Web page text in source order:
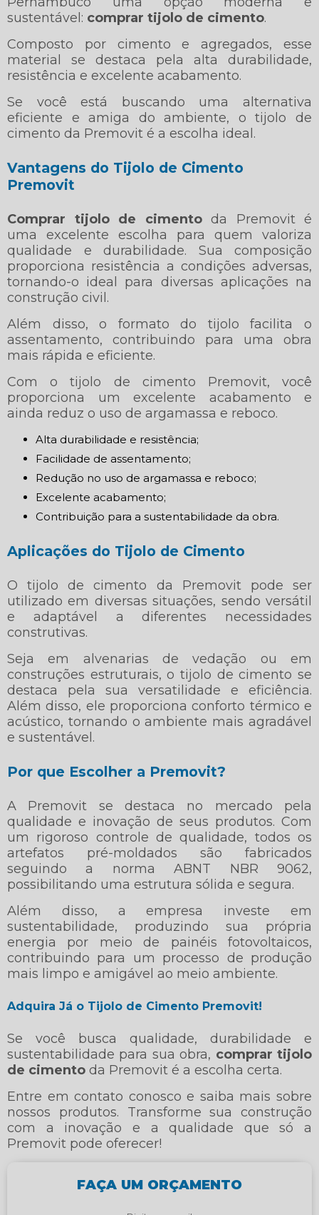
sustentável: comprar tijolo de cimento.
Composto por cimento e agregados, esse
material se destaca pela alta durabilidade,
resistência e excelente acabamento.
Se você está buscando uma alternativa
eficiente e amiga do ambiente, o tijolo de
cimento da Premovit é a escolha ideal.
Vantagens do Tijolo de Cimento
Premovit
Comprar tijolo de cimentoda Premovit é
uma excelente escolha para quem valoriza
qualidade e durabilidade. Sua composição
proporciona resistência a condições adversas,
tornando-o ideal para diversas aplicações na
construção civil.
Além disso, o formato do tijolo facilita o
assentamento, contribuindo para uma obra
mais rápida e eficiente.
Com o tijolo de cimento Premovit, você
proporciona um excelente acabamento e
ainda reduz o uso de argamassa e reboco.
Alta durabilidade e resistência;
Facilidade de assentamento;
Redução no uso de argamassa e reboco;
Excelente acabamento;
Contribuição para a sustentabilidade da obra.
Aplicações do Tijolo de Cimento
O tijolo de cimento da Premovit pode ser
utilizado em diversas situações, sendo versátil
e adaptável a diferentes necessidades
construtivas.
Seja em alvenarias de vedação ou em
construções estruturais, o tijolo de cimento se
destaca pela sua versatilidade e eficiência.
Além disso, ele proporciona conforto térmico e
acústico, tornando o ambiente mais agradável
e sustentável.
Por que Escolher a Premovit?
A Premovit se destaca no mercado pela
qualidade e inovação de seus produtos. Com
um rigoroso controle de qualidade, todos os
artefatos pré-moldados são fabricados
seguindo a norma ABNT NBR 9062,
possibilitando uma estrutura sólida e segura.
Além disso, a empresa investe em
sustentabilidade, produzindo sua própria
energia por meio de painéis fotovoltaicos,
contribuindo para um processo de produção
mais limpo e amigável ao meio ambiente.
Adquira Já o Tijolo de Cimento Premovit!
Se você busca qualidade, durabilidade e
sustentabilidade para sua obra, comprar tijolo
de cimento da Premovit é a escolha certa.
Entre em contato conosco e saiba mais sobre
nossos produtos. Transforme sua construção
com a inovação e a qualidade que só a
Premovit pode oferecer!
FAÇA UM ORÇAMENTO